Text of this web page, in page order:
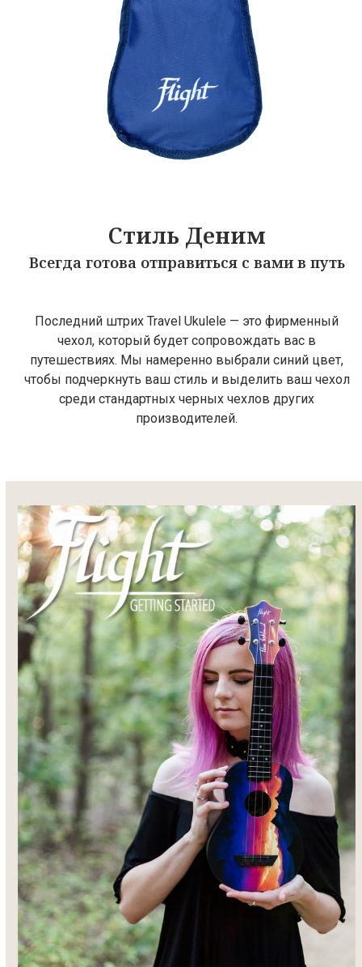
Стиль Деним
Всегда готова отправиться с вами в путь
Последний штрих Travel Ukulele — это фирменный
чехол, который будет сопровождать вас в
путешествиях. Мы намеренно выбрали синий цвет,
чтобы подчеркнуть ваш стиль и выделить ваш чехол
среди стандартных черных чехлов других
производителей.